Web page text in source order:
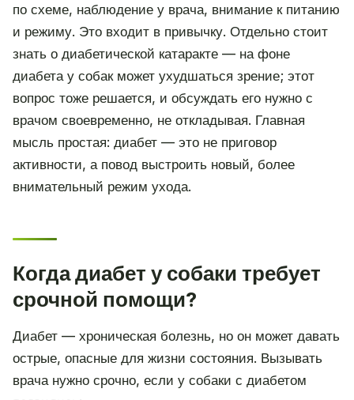
по схеме, наблюдение у врача, внимание к питанию
и режиму. Это входит в привычку. Отдельно стоит
знать о диабетической катаракте — на фоне
диабета у собак может ухудшаться зрение; этот
вопрос тоже решается, и обсуждать его нужно с
врачом своевременно, не откладывая. Главная
мысль простая: диабет — это не приговор
активности, а повод выстроить новый, более
внимательный режим ухода.
Когда диабет у собаки требует
срочной помощи?
Диабет — хроническая болезнь, но он может давать
острые, опасные для жизни состояния. Вызывать
врача нужно срочно, если у собаки с диабетом